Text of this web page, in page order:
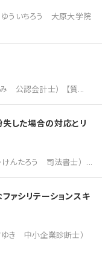
ゆういちろう 大原大学院
み 公認会計士） 【質...
した場合の対応とリ
けんたろう 司法書士） ...
ァシリテーションスキ
ゆき 中小企業診断士）